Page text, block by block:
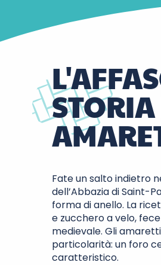
Fate un salto indietro
dell’Abbazia di Saint-
forma di anello. La
e zucchero a velo,
medievale. Gli
particolarità: un foro
caratteristico.